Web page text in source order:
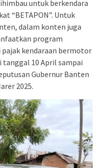
untuk berkendara
“BETAPON”. Untuk
dalam konten juga
program
kendaraan bermotor
10 April sampai
Gubernur Banten
2025.